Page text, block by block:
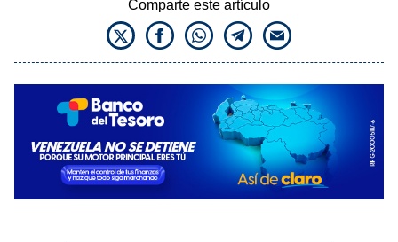
Comparte este artículo